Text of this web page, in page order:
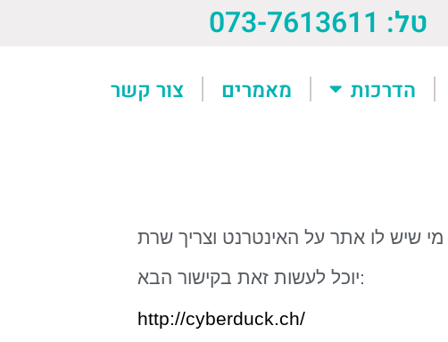
טל: 073-7613611
הדרכות מאמרים צור קשר
מי שיש לו אתר על האינטרנט וצריך שרת
יוכל לעשות זאת בקישור הבא:
http://cyberduck.ch/